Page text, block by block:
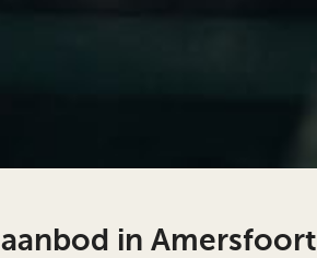
in Amersfoort